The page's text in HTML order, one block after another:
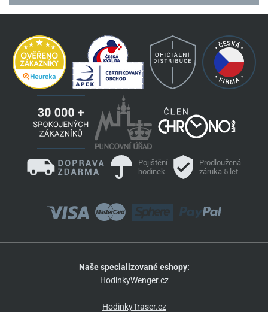
Pojištění
hodinek
Prodloužená
záruka 5 let
Naše specializované eshopy:
HodinkyWenger.cz
HodinkyTraser.cz